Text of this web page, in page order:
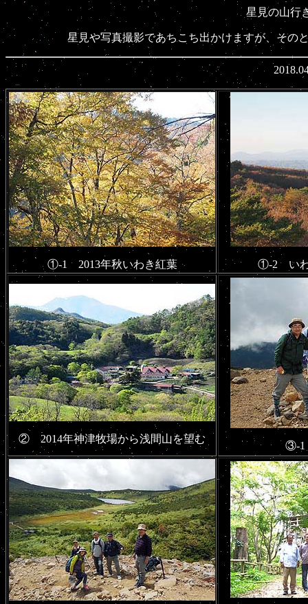
星見の山行
星見や写真撮影であちこち出かけますが、その
①-1 2013年秋いわき紅葉 ①-2 いわ
② 2014年神津牧場から浅間山を望む
③-1